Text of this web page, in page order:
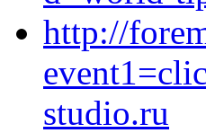
http://
studio.ru